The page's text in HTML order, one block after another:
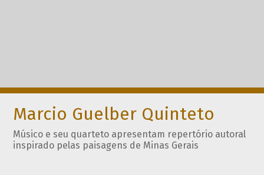
Marcio Guelber Quinteto
Músico e seu quarteto apresentam repertório autoral
inspirado pelas paisagens de Minas Gerais